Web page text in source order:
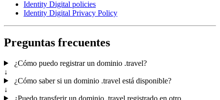
Identity Digital policies
Identity Digital Privacy Policy
Preguntas frecuentes
¿Cómo puedo registrar un dominio .travel?
↓
¿Cómo saber si un dominio .travel está disponible?
↓
¿Puedo transferir un dominio .travel registrado en otro